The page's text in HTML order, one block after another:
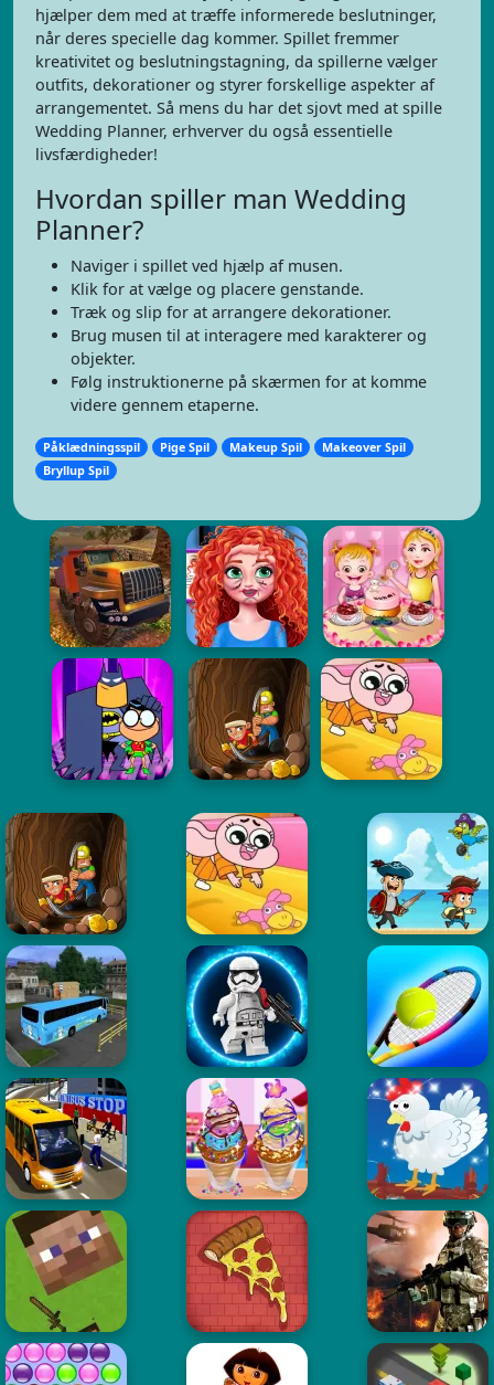
hjælper dem med at træffe informerede beslutninger,
når deres specielle dag kommer. Spillet fremmer
kreativitet og beslutningstagning, da spillerne vælger
outfits, dekorationer og styrer forskellige aspekter af
arrangementet. Så mens du har det sjovt med at spille
Wedding Planner, erhverver du også essentielle
livsfærdigheder!
Hvordan spiller man Wedding
Planner?
Naviger i spillet ved hjælp af musen.
Klik for at vælge og placere genstande.
Træk og slip for at arrangere dekorationer.
Brug musen til at interagere med karakterer og
objekter.
Følg instruktionerne på skærmen for at komme
videre gennem etaperne.
Påklædningsspil Pige Spil Makeup Spil
Makeover Spil
Bryllup Spil